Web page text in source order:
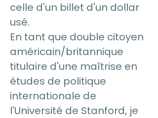
celle d'un billet d'un dollar
usé.
En tant que double citoyen
américain/britannique
titulaire d'une maîtrise en
études de politique
internationale de
l'Université de Stanford, je